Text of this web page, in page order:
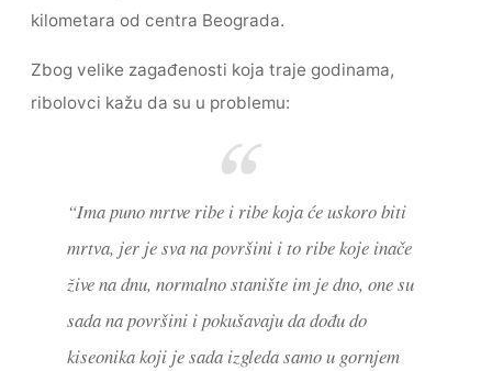
kilometara od centra Beograda.
Zbog velike zagađenosti koja traje godinama,
ribolovci kažu da su u problemu:
“Ima puno mrtve ribe i ribe koja će uskoro biti
mrtva, jer je sva na površini i to ribe koje inače
žive na dnu, normalno stanište im je dno, one su
sada na površini i pokušavaju da dođu do
kiseonika koji je sada izgleda samo u gornjem